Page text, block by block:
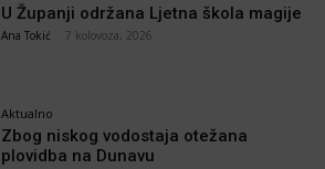
U Županji održana Ljetna škola magije
Ana Tokić 7 kolovoza, 2026
Aktualno
Zbog niskog vodostaja otežana
plovidba na Dunavu